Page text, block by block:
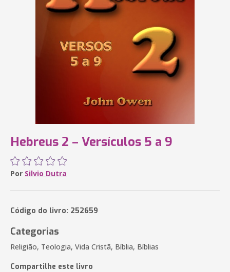
Hebreus 2 – Versículos 5 a 9
Por Silvio Dutra
Código do livro: 252659
Categorias
Religião, Teologia, Vida Cristã, Bíblia, Bíblias
Compartilhe este livro